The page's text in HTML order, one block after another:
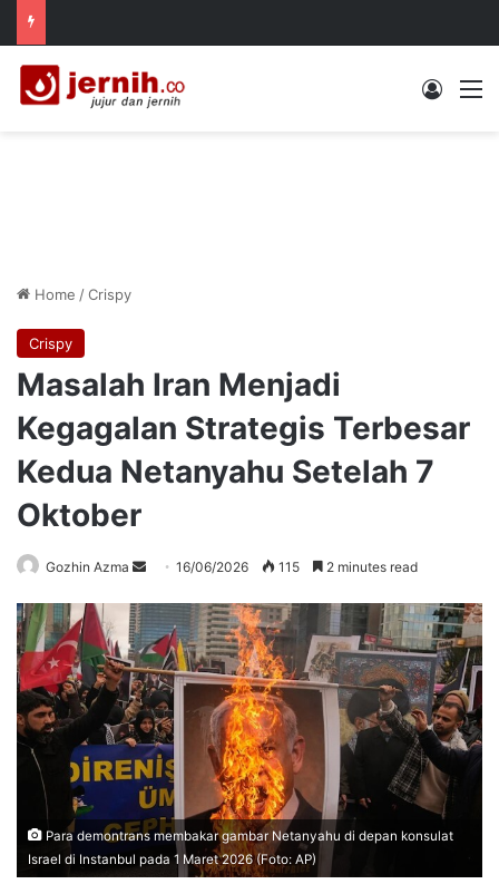
Log In
Home /Crispy
Crispy
Masalah Iran Menjadi
Kegagalan Strategis Terbesar
Kedua Netanyahu Setelah 7
Oktober
Gozhin Azma
Send
email
16/06/2026 115 2 minutes read
Para demontrans membakar gambar Netanyahu di depan konsulat
Israel di Instanbul pada 1 Maret 2026 (Foto: AP)